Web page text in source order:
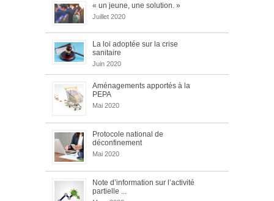
« un jeune, une solution. »
Juillet 2020
La loi adoptée sur la crise
sanitaire
Juin 2020
Aménagements apportés à la
PEPA
Mai 2020
Protocole national de
déconfinement
Mai 2020
Note d’information sur l’activité
partielle ...